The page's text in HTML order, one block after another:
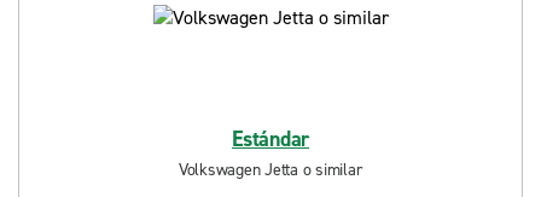
Estándar
Volkswagen Jetta o similar